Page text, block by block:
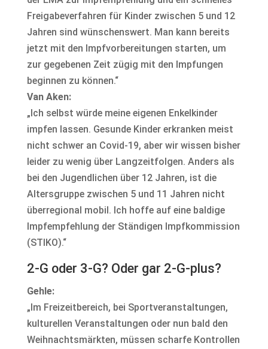
Freigabeverfahren für Kinder zwischen 5 und 12
Jahren sind wünschenswert. Man kann bereits
jetzt mit den Impfvorbereitungen starten, um
zur gegebenen Zeit zügig mit den Impfungen
beginnen zu können.“
Van Aken:
„Ich selbst würde meine eigenen Enkelkinder
impfen lassen. Gesunde Kinder erkranken meist
nicht schwer an Covid-19, aber wir wissen bisher
leider zu wenig über Langzeitfolgen. Anders als
bei den Jugendlichen über 12 Jahren, ist die
Altersgruppe zwischen 5 und 11 Jahren nicht
überregional mobil. Ich hoffe auf eine baldige
Impfempfehlung der Ständigen Impfkommission
(STIKO).“
2-G oder 3-G? Oder gar 2-G-plus?
Gehle:
„Im Freizeitbereich, bei Sportveranstaltungen,
kulturellen Veranstaltungen oder nun bald den
Weihnachtsmärkten, müssen scharfe Kontrollen